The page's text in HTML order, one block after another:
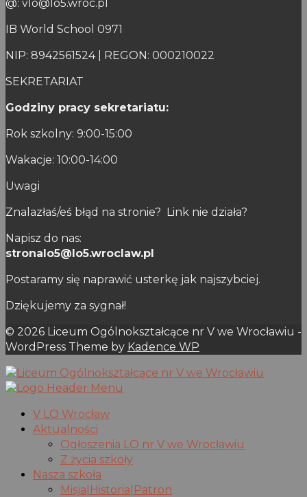
@: vlo@lo5.wroc.pl
IB World School 0971
NIP: 8942561524 | REGON: 000210022
SEKRETARIAT
Godziny pracy sekretariatu:
Rok szkolny: 9:00-15:00
Wakacje: 10:00-14:00
Uwagi
Znalazłaś/eś błąd na stronie? Link nie działa?
Napisz do nas:
stronalo5@lo5.wroclaw.pl
Postaramy się naprawić usterkę jak najszybciej.
Dziękujemy za sygnał!
© 2026 Liceum Ogólnokształcące nr V we Wrocławiu -
WordPress Theme by Kadence WP
V LO Wrocław
Aktualności
Ogłoszenia LO nr V we Wrocławiu
Z życia szkoły
Nasza szkoła
Misja|Historia|Patron